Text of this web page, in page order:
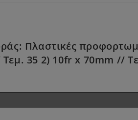
Πλαστικές
35 2) 10fr x 70mm //